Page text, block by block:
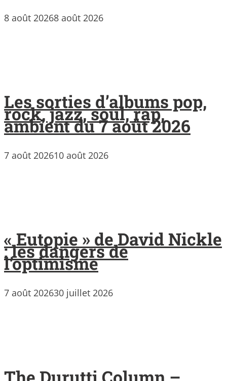
8 août 20268 août 2026
Les sorties d’albums pop,
rock, jazz, soul, rap,
ambient du 7 août 2026
7 août 202610 août 2026
« Eutopie » de David Nickle
: les dangers de
l’optimisme
7 août 202630 juillet 2026